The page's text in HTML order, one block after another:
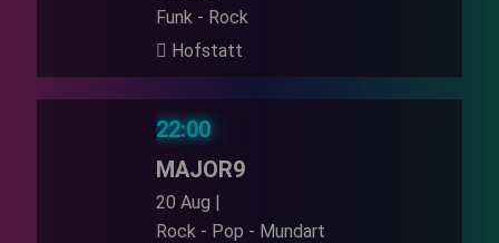
Funk - Rock
Hofstatt
22:00
MAJOR9
20 Aug |
Rock - Pop - Mundart